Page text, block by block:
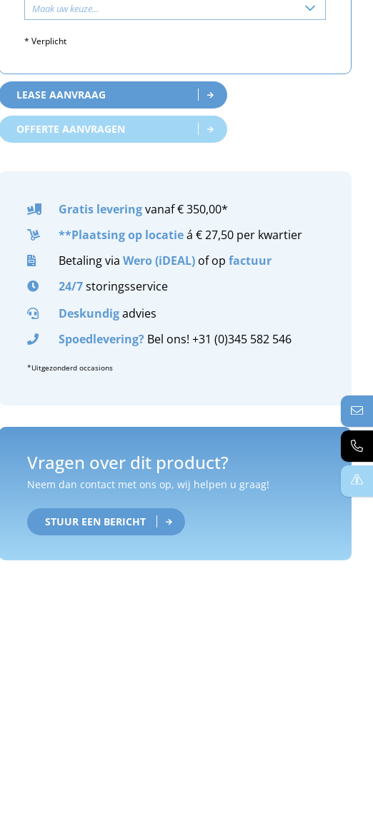
Maak uw keuze...
* Verplicht
LEASE AANVRAAG
OFFERTE AANVRAGEN
Gratis leveringvanaf € 350,00*
**Plaatsing op locatieá € 27,50 per kwartier
Betaling viaWero (iDEAL) of opfactuur
24/7storingsservice
Deskundigadvies
Spoedlevering? Bel ons! +31 (0)345 582 546
*Uitgezonderd occasions
Vragen over dit product?
Neem dan contact met ons op, wij helpen u graag!
STUUR EEN BERICHT